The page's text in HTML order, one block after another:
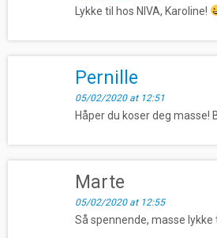
Lykke til hos NIVA, Karoline!
Pernille
05/02/2020 at 12:51
Håper du koser deg masse!
Marte
05/02/2020 at 12:55
Så spennende, masse lykke